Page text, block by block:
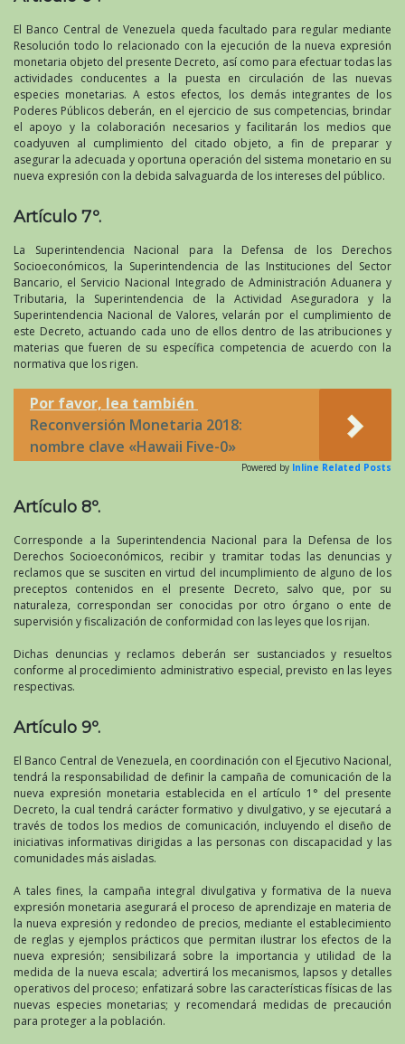
El Banco Central de Venezuela queda facultado para regular mediante
Resolución todo lo relacionado con la ejecución de la nueva expresión
monetaria objeto del presente Decreto, así como para efectuar todas las
actividades conducentes a la puesta en circulación de las nuevas
especies monetarias. A estos efectos, los demás integrantes de los
Poderes Públicos deberán, en el ejercicio de sus competencias, brindar
el apoyo y la colaboración necesarios y facilitarán los medios que
coadyuven al cumplimiento del citado objeto, a fin de preparar y
asegurar la adecuada y oportuna operación del sistema monetario en su
nueva expresión con la debida salvaguarda de los intereses del público.
Artículo 7º.
La Superintendencia Nacional para la Defensa de los Derechos
Socioeconómicos, la Superintendencia de las Instituciones del Sector
Bancario, el Servicio Nacional Integrado de Administración Aduanera y
Tributaria, la Superintendencia de la Actividad Aseguradora y la
Superintendencia Nacional de Valores, velarán por el cumplimiento de
este Decreto, actuando cada uno de ellos dentro de las atribuciones y
materias que fueren de su específica competencia de acuerdo con la
normativa que los rigen.
Por favor, lea también
Reconversión Monetaria 2018:
nombre clave «Hawaii Five-0»
Powered by Inline Related Posts
Artículo 8º.
Corresponde a la Superintendencia Nacional para la Defensa de los
Derechos Socioeconómicos, recibir y tramitar todas las denuncias y
reclamos que se susciten en virtud del incumplimiento de alguno de los
preceptos contenidos en el presente Decreto, salvo que, por su
naturaleza, correspondan ser conocidas por otro órgano o ente de
supervisión y fiscalización de conformidad con las leyes que los rijan.
Dichas denuncias y reclamos deberán ser sustanciados y resueltos
conforme al procedimiento administrativo especial, previsto en las leyes
respectivas.
Artículo 9º.
El Banco Central de Venezuela, en coordinación con el Ejecutivo Nacional,
tendrá la responsabilidad de definir la campaña de comunicación de la
nueva expresión monetaria establecida en el artículo 1° del presente
Decreto, la cual tendrá carácter formativo y divulgativo, y se ejecutará a
través de todos los medios de comunicación, incluyendo el diseño de
iniciativas informativas dirigidas a las personas con discapacidad y las
comunidades más aisladas.
A tales fines, la campaña integral divulgativa y formativa de la nueva
expresión monetaria asegurará el proceso de aprendizaje en materia de
la nueva expresión y redondeo de precios, mediante el establecimiento
de reglas y ejemplos prácticos que permitan ilustrar los efectos de la
nueva expresión; sensibilizará sobre la importancia y utilidad de la
medida de la nueva escala; advertirá los mecanismos, lapsos y detalles
operativos del proceso; enfatizará sobre las características físicas de las
nuevas especies monetarias; y recomendará medidas de precaución
para proteger a la población.